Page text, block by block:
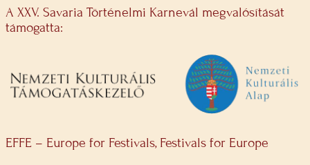
A XXV. Savaria Történelmi Karnevál megvalósítását
támogatta:
EFFE – Europe for Festivals, Festivals for Europe